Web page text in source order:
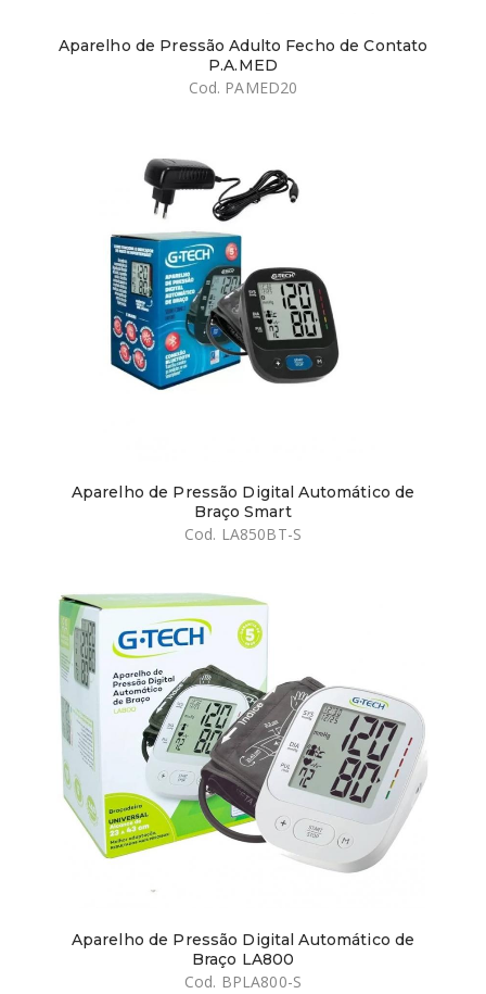
Aparelho de Pressão Adulto Fecho de Contato
P.A.MED
Cod. PAMED20
Aparelho de Pressão Digital Automático de
Braço Smart
Cod. LA850BT-S
Aparelho de Pressão Digital Automático de
Braço LA800
Cod. BPLA800-S